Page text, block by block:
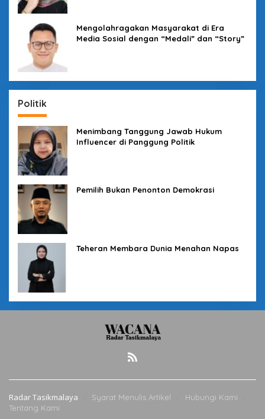
Mengolahragakan Masyarakat di Era
Media Sosial dengan “Medali” dan “Story”
Politik
Menimbang Tanggung Jawab Hukum
Influencer di Panggung Politik
Pemilih Bukan Penonton Demokrasi
Teheran Membara Dunia Menahan Napas
Radar Tasikmalaya Syarat Menulis Artikel
Hubungi Kami
Tentang Kami